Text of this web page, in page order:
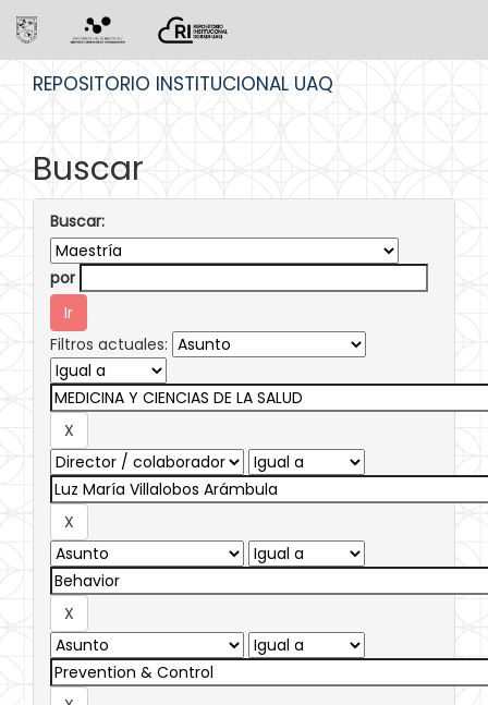
REPOSITORIO INSTITUCIONAL UAQ
Buscar
Buscar:
por
Filtros actuales: